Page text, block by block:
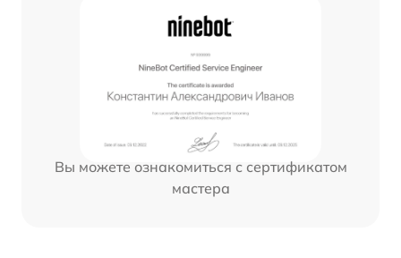
Вы можете ознакомиться с сертификатом
мастера